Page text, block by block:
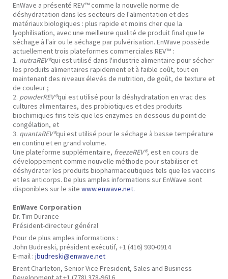
EnWave a présenté REV™ comme la nouvelle norme de
déshydratation dans les secteurs de l'alimentation et des
matériaux biologiques : plus rapide et moins cher que la
lyophilisation, avec une meilleure qualité de produit final que le
séchage à l'air ou le séchage par pulvérisation. EnWave possède
actuellement trois plateformes commerciales REV™ :
1. nutraREV®qui est utilisé dans l'industrie alimentaire pour sécher
les produits alimentaires rapidement et à faible coût, tout en
maintenant des niveaux élevés de nutrition, de goût, de texture et
de couleur ;
2. powderREV®qui est utilisé pour la déshydratation en vrac des
cultures alimentaires, des probiotiques et des produits
biochimiques fins tels que les enzymes en dessous du point de
congélation, et
3. quantaREV®qui est utilisé pour le séchage à basse température
en continu et en grand volume.
Une plateforme supplémentaire, freezeREV®, est en cours de
développement comme nouvelle méthode pour stabiliser et
déshydrater les produits biopharmaceutiques tels que les vaccins
et les anticorps. De plus amples informations sur EnWave sont
disponibles sur le site www.enwave.net.
EnWave Corporation
Dr. Tim Durance
Président-directeur général
Pour de plus amples informations :
John Budreski, président exécutif, +1 (416) 930-0914
E-mail : jbudreski@enwave.net
Brent Charleton, Senior Vice President, Sales and Business